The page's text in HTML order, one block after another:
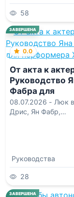
58
ЗАВЕРШЕНА
0.0
От акта к
Руководство
Фабра для
перформера
08.07.2026 - Люк
Дрис, Ян Фабр,
Руководства
28
ЗАВЕРШЕНА